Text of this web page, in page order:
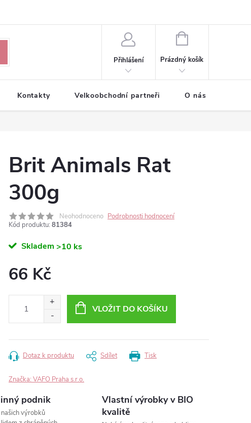
Přihlášení
NÁKUPNÍ
Prázdný košík
Kontakty Velkoobchodní partneři O nás
Brit Animals Rat
300g
Neohodnoceno Podrobnosti hodnocení
Kód produktu: 81384
Skladem >10 ks
66 Kč
VLOŽIT DO KOŠÍKU
Tisk
Dotaz k produktu Sdílet
Značka: VAFO Praha s.r.o.
podnik
výrobků
Vlastní výrobky v BIO
kvalitě